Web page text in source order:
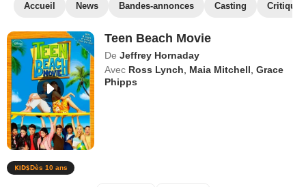
Accueil News Bandes-annonces Casting
Teen Beach Movie
De Jeffrey Hornaday
Avec Ross Lynch Maia Mitchell ,Grace
Phipps
Dès 10 ans